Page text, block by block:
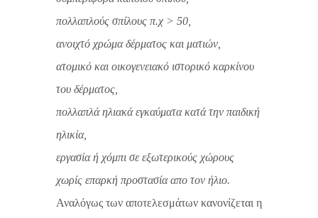
πολλαπλούς σπίλους π.χ > 50,
ανοιχτό χρώμα δέρματος και ματιών,
ατομικό και οικογενειακό ιστορικό καρκίνου
του δέρματος,
πολλαπλά ηλιακά εγκαύματα κατά την παιδική
ηλικία,
εργασία ή χόμπι σε εξωτερικούς χώρους
χωρίς επαρκή προστασία απο τον ήλιο.
Αναλόγως των αποτελεσμάτων κανονίζεται η